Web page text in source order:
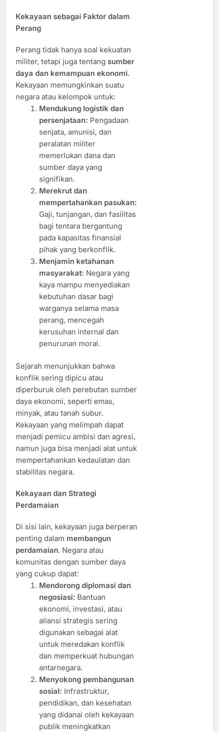
Kekayaan sebagai Faktor dalam
Perang
Perang tidak hanya soal kekuatan
militer, tetapi juga tentang sumber
daya dan kemampuan ekonomi.
Kekayaan memungkinkan suatu
negara atau kelompok untuk:
Mendukung logistik dan
persenjataan: Pengadaan
senjata, amunisi, dan
peralatan militer
memerlukan dana dan
sumber daya yang
signifikan.
Merekrut dan
mempertahankan pasukan:
Gaji, tunjangan, dan fasilitas
bagi tentara bergantung
pada kapasitas finansial
pihak yang berkonflik.
Menjamin ketahanan
masyarakat: Negara yang
kaya mampu menyediakan
kebutuhan dasar bagi
warganya selama masa
perang, mencegah
kerusuhan internal dan
penurunan moral.
Sejarah menunjukkan bahwa
konflik sering dipicu atau
diperburuk oleh perebutan sumber
daya ekonomi, seperti emas,
minyak, atau tanah subur.
Kekayaan yang melimpah dapat
menjadi pemicu ambisi dan agresi,
namun juga bisa menjadi alat untuk
mempertahankan kedaulatan dan
stabilitas negara.
Kekayaan dan Strategi
Perdamaian
Di sisi lain, kekayaan juga berperan
penting dalam membangun
perdamaian. Negara atau
komunitas dengan sumber daya
yang cukup dapat:
Mendorong diplomasi dan
negosiasi: Bantuan
ekonomi, investasi, atau
aliansi strategis sering
digunakan sebagai alat
untuk meredakan konflik
dan memperkuat hubungan
antarnegara.
Menyokong pembangunan
sosial: Infrastruktur,
pendidikan, dan kesehatan
yang didanai oleh kekayaan
publik meningkatkan